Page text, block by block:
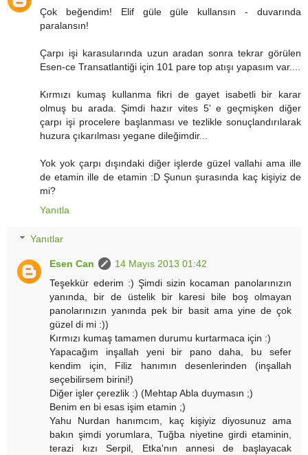
Çok beğendim! Elif güle güle kullansın - duvarında
paralansın!
Çarpı işi karasularında uzun aradan sonra tekrar görülen
Esen-ce Transatlantiği için 101 pare top atışı yapasım var....
Kırmızı kumaş kullanma fikri de gayet isabetli bir karar
olmuş bu arada. Şimdi hazır vites 5' e geçmişken diğer
çarpı işi procelere başlanması ve tezlikle sonuçlandırılarak
huzura çıkarılması yegane dileğimdir...
Yok yok çarpı dışındaki diğer işlerde güzel vallahi ama ille
de etamin ille de etamin :D Şunun şurasında kaç kişiyiz de
mi?
Yanıtla
Yanıtlar
Esen Can
14 Mayıs 2013 01:42
Teşekkür ederim :) Şimdi sizin kocaman panolarınızın
yanında, bir de üstelik bir karesi bile boş olmayan
panolarınızın yanında pek bir basit ama yine de çok
güzel di mi :))
Kırmızı kumaş tamamen durumu kurtarmaca için :)
Yapacağım inşallah yeni bir pano daha, bu sefer
kendim için, Filiz hanımın desenlerinden (inşallah
seçebilirsem birini!)
Diğer işler çerezlik :) (Mehtap Abla duymasın ;)
Benim en bi esas işim etamin ;)
Yahu Nurdan hanımcım, kaç kişiyiz diyosunuz ama
bakın şimdi yorumlara, Tuğba niyetine girdi etaminin,
terazi kızı Serpil, Etka'nın annesi de başlayacak